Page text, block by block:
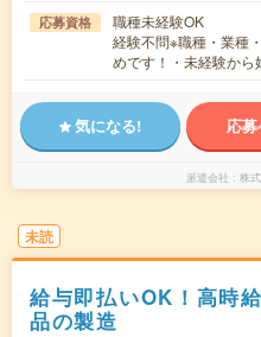
応募資格
職種未経験OK
経験不問※職種・業種
めです！・未経験か
気になる! 応
派遣会社 株
未読
給与即払いOK！高時
品の製造